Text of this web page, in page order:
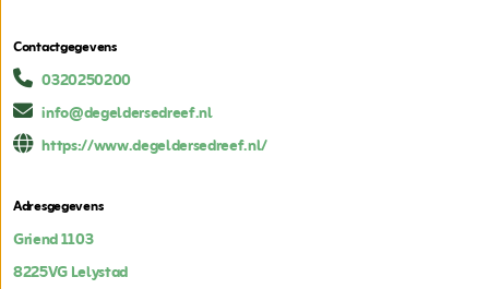
Contactgegevens
0320250200
info@degeldersedreef.nl
https://www.degeldersedreef.nl/
Adresgegevens
Griend 1103
8225VGLelystad